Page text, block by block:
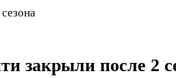
закрыли после 2